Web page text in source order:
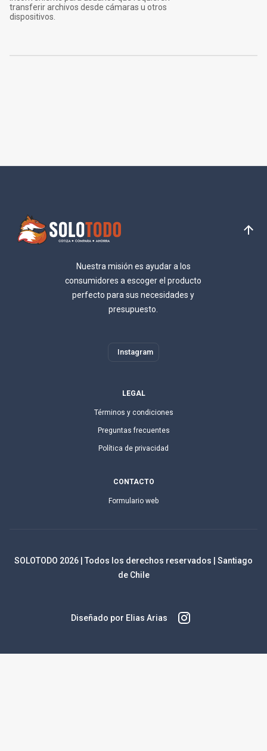
transferir archivos desde cámaras u otros
dispositivos.
Nuestra misión es ayudar a los
consumidores a escoger el producto
perfecto para sus necesidades y
presupuesto.
Instagram
LEGAL
Términos y condiciones
Preguntas frecuentes
Política de privacidad
CONTACTO
Formulario web
SOLOTODO 2026 | Todos los derechos reservados | Santiago
de Chile
Diseñado por Elias Arias